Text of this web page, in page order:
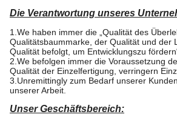
Die Verantwortung unseres
1.We haben immer die „Qualität des
Qualitätsbaummarke, der Qualität und der
Qualität befolgt, um Entwicklungszu
2.We befolgen immer die Voraussetzung
Qualität der Einzelfertigung, verringern
3.Unremittingly zum Bedarf unserer
unserer Arbeit.
Unser Geschäftsbereich: